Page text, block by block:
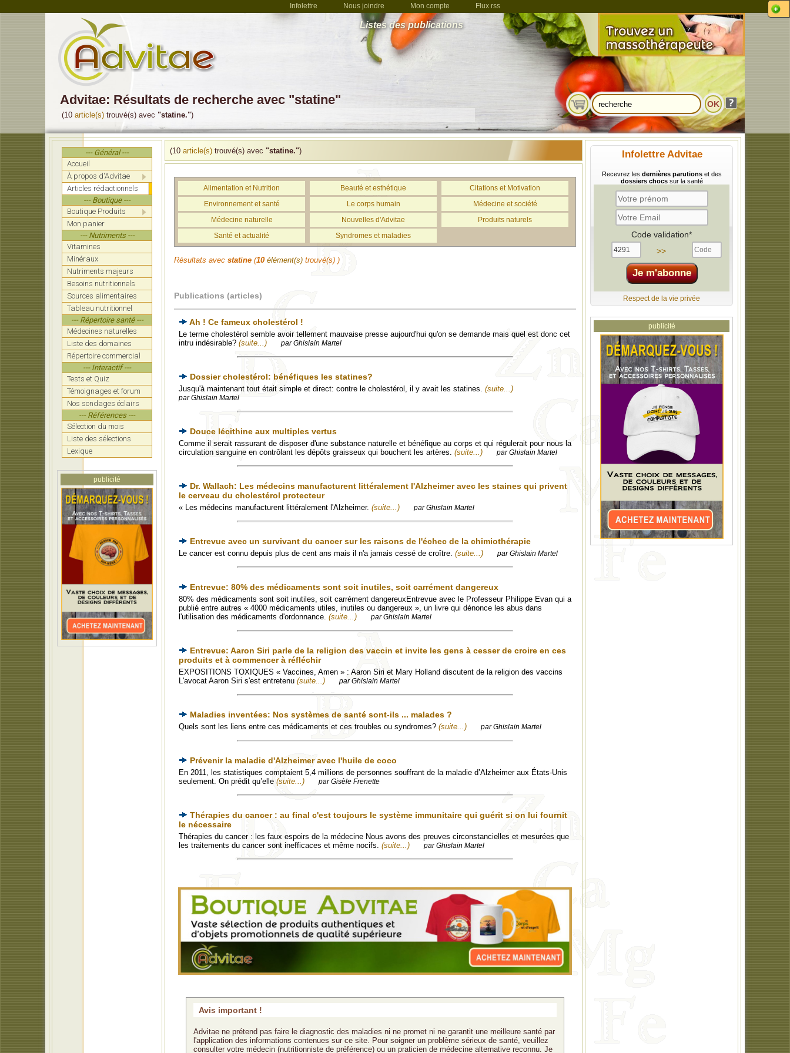
Infolettre Nous joindre Mon compte Flux rss
Listes des publications
Advitae: Résultats de recherche avec "statine"
(10 article(s) trouvé(s) avec "statine.")
--- Général ---
Accueil
À propos d'Advitae
Articles rédactionnels
--- Boutique ---
Boutique Produits
Mon panier
--- Nutriments ---
Vitamines
Minéraux
Nutriments majeurs
Besoins nutritionnels
Sources alimentaires
Tableau nutritionnel
--- Répertoire santé ---
Médecines naturelles
Liste des domaines
Répertoire commercial
--- Interactif ---
Tests et Quiz
Témoignages et forum
Nos sondages éclairs
--- Références ---
Sélection du mois
Liste des sélections
Lexique
publicité
(10 article(s) trouvé(s) avec "statine.") Infolettre Advitae
Recevrez les dernières parutionset des
dossiers chocssur la santé
Code validation*
>>
Respect de la vie privée
publicité
Alimentation et Nutrition Beauté et esthétique
Citations et Motivation
Environnement et santé
Le corps humain
Médecine et société
Médecine naturelle
Nouvelles d'Advitae
Produits naturels
Santé et actualité
Syndromes et maladies
Résultats avec statine (10 élément(s) trouvé(s) )
Publications (articles)
Ah ! Ce fameux cholestérol !
Le terme cholestérol semble avoir tellement mauvaise presse aujourd'hui qu'on se demande mais quel est donc cet
intru indésirable? (suite...) par Ghislain Martel
Dossier cholestérol: bénéfiques les statines?
Jusqu'à maintenant tout était simple et direct: contre le cholestérol, il y avait les statines. (suite...)
par Ghislain Martel
Douce lécithine aux multiples vertus
Comme il serait rassurant de disposer d'une substance naturelle et bénéfique au corps et qui régulerait pour nous la
circulation sanguine en contrôlant les dépôts graisseux qui bouchent les artères. (suite...) par Ghislain Martel
Dr. Wallach: Les médecins manufacturent littéralement l'Alzheimer avec les staines qui privent
le cerveau du cholestérol protecteur
« Les médecins manufacturent littéralement l'Alzheimer. (suite...) par Ghislain Martel
Entrevue avec un survivant du cancer sur les raisons de l'échec de la chimiothérapie
Le cancer est connu depuis plus de cent ans mais il n'a jamais cessé de croître. (suite...) par Ghislain Martel
Entrevue: 80% des médicaments sont soit inutiles, soit carrément dangereux
80% des médicaments sont soit inutiles, soit carrément dangereuxEntrevue avec le Professeur Philippe Evan qui a
publié entre autres « 4000 médicaments utiles, inutiles ou dangereux », un livre qui dénonce les abus dans
l'utilisation des médicaments d'ordonnance. (suite...) par Ghislain Martel
Entrevue: Aaron Siri parle de la religion des vaccin et invite les gens à cesser de croire en ces
produits et à commencer à réfléchir
EXPOSITIONS TOXIQUES « Vaccines, Amen » : Aaron Siri et Mary Holland discutent de la religion des vaccins
L'avocat Aaron Siri s'est entretenu (suite...) par Ghislain Martel
Maladies inventées: Nos systèmes de santé sont-ils ... malades ?
Quels sont les liens entre ces médicaments et ces troubles ou syndromes? (suite...) par Ghislain Martel
Prévenir la maladie d'Alzheimer avec l'huile de coco
En 2011, les statistiques comptaient 5,4 millions de personnes souffrant de la maladie d’Alzheimer aux États-Unis
seulement. On prédit qu’elle (suite...) par Gisèle Frenette
Thérapies du cancer : au final c'est toujours le système immunitaire qui guérit si on lui fournit
le nécessaire
Thérapies du cancer : les faux espoirs de la médecine Nous avons des preuves circonstancielles et mesurées que
les traitements du cancer sont inefficaces et même nocifs. (suite...) par Ghislain Martel
Avis important !
Advitae ne prétend pas faire le diagnostic des maladies ni ne promet ni ne garantit une meilleure santé par
l'application des informations contenues sur ce site. Pour soigner un problème sérieux de santé, veuillez
consulter votre médecin (nutritionniste de préférence) ou un praticien de médecine alternative reconnu. Je